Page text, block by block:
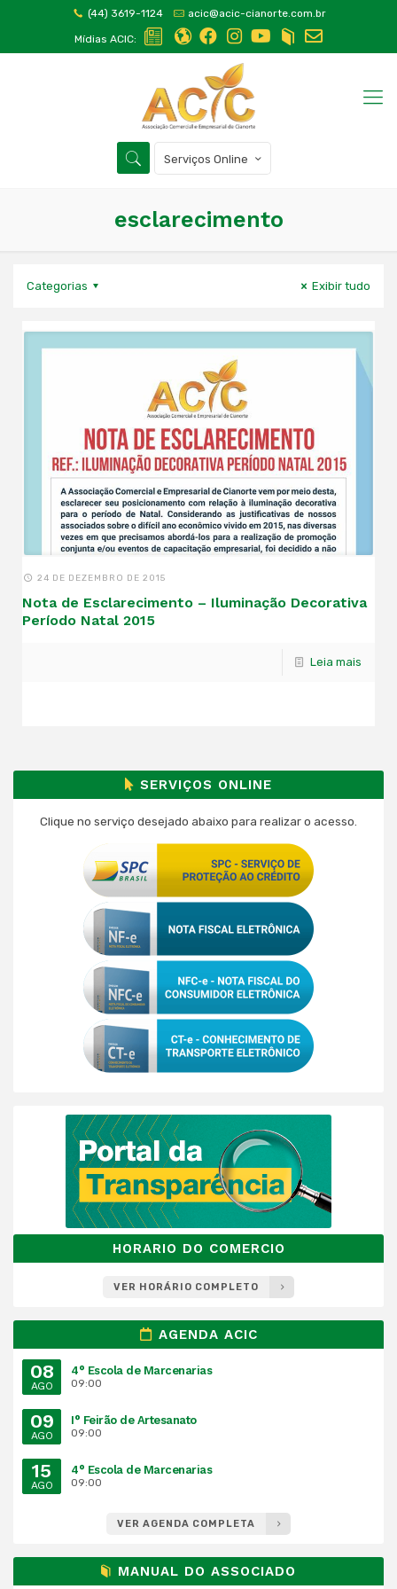
(44) 3619-1124 acic@acic-cianorte.com.br
Mídias ACIC:
Serviços Online
esclarecimento
Categorias Exibir tudo
24 DE DEZEMBRO DE 2015
Nota de Esclarecimento – Iluminação Decorativa
Período Natal 2015
Leia mais
SERVIÇOS ONLINE
Clique no serviço desejado abaixo para realizar o acesso.
HORARIO DO COMERCIO
VER HORÁRIO COMPLETO
AGENDA ACIC
08
AGO
4° Escola de Marcenarias
09:00
09
AGO
I° Feirão de Artesanato
09:00
15
AGO
4° Escola de Marcenarias
09:00
VER AGENDA COMPLETA
MANUAL DO ASSOCIADO